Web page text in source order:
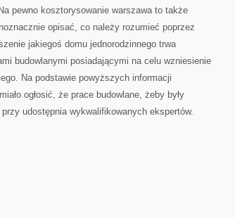
pewno kosztorysowanie warszawa to także
opisać, co należy rozumieć poprzez
jakiegoś domu jednorodzinnego trwa
budowlanymi posiadającymi na celu wzniesienie
Na podstawie powyższych informacji
ogłosić, że prace budowlane, żeby były
udostępnia wykwalifikowanych ekspertów.